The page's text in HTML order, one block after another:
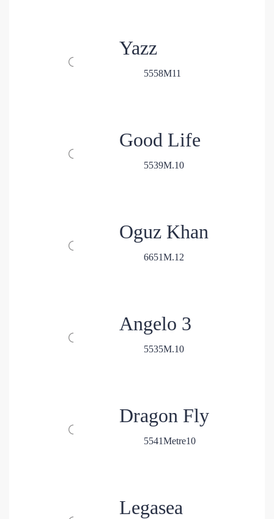
Yazz
5558M11
Good Life
5539M.10
Oguz Khan
6651M.12
Angelo 3
5535M.10
Dragon Fly
5541Metre10
Legasea